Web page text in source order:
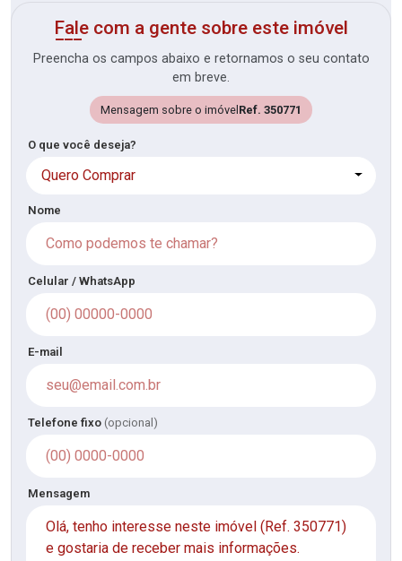
Fale com a gente sobre este imóvel
Preencha os campos abaixo e retornamos o seu contato
em breve.
Mensagem sobre o imóvelRef. 350771
O que você deseja?
Quero Comprar
Nome
Celular / WhatsApp
E-mail
Telefone fixo (opcional)
Mensagem